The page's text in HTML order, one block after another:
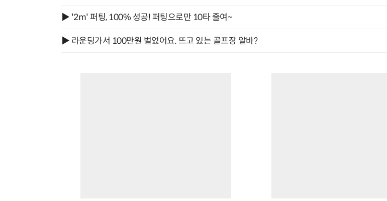
▶ '2m' 퍼팅, 100% 성공! 퍼팅으로만 10타 줄여~
▶ 라운딩가서 100만원 벌었어요. 뜨고 있는 골프장 알바?